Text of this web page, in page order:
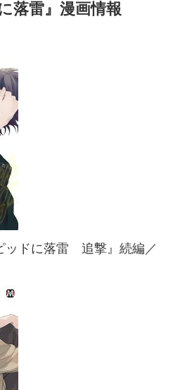
落雷』漫画情報
ッドに落雷 追撃』続編／